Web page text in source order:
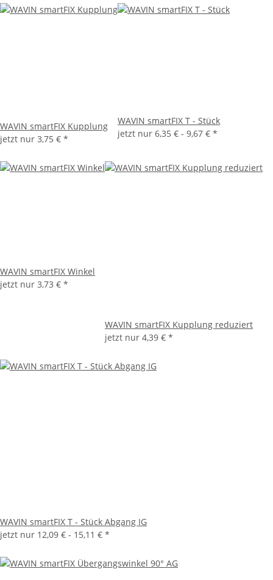
WAVIN smartFIX Kupplung
jetzt nur 3,75 € *
WAVIN smartFIX T - Stück
jetzt nur 6,35 € - 9,67 € *
WAVIN smartFIX Winkel
jetzt nur 3,73 € *
WAVIN smartFIX Kupplung reduziert
jetzt nur 4,39 € *
WAVIN smartFIX T - Stück Abgang IG
jetzt nur 12,09 € - 15,11 € *